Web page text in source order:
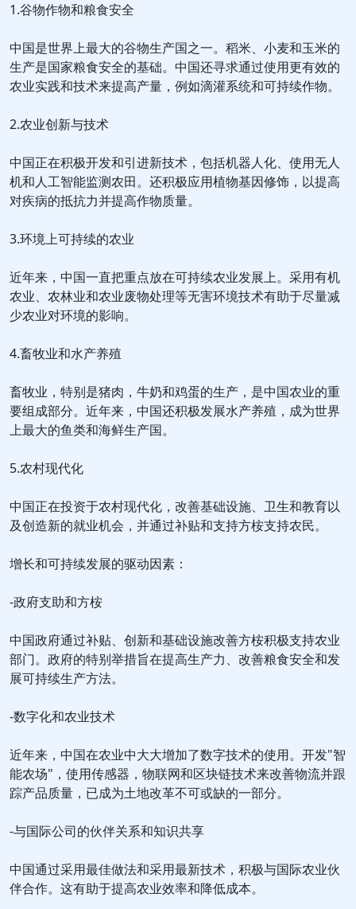
1.谷物作物和粮食安全
中国是世界上最大的谷物生产国之一。稻米、小麦和玉米的
生产是国家粮食安全的基础。中国还寻求通过使用更有效的
农业实践和技术来提高产量，例如滴灌系统和可持续作物。
2.农业创新与技术
中国正在积极开发和引进新技术，包括机器人化、使用无人
机和人工智能监测农田。还积极应用植物基因修饰，以提高
对疾病的抵抗力并提高作物质量。
3.环境上可持续的农业
近年来，中国一直把重点放在可持续农业发展上。采用有机
农业、农林业和农业废物处理等无害环境技术有助于尽量减
少农业对环境的影响。
4.畜牧业和水产养殖
畜牧业，特别是猪肉，牛奶和鸡蛋的生产，是中国农业的重
要组成部分。近年来，中国还积极发展水产养殖，成为世界
上最大的鱼类和海鲜生产国。
5.农村现代化
中国正在投资于农村现代化，改善基础设施、卫生和教育以
及创造新的就业机会，并通过补贴和支持方桉支持农民。
增长和可持续发展的驱动因素：
-政府支助和方桉
中国政府通过补贴、创新和基础设施改善方桉积极支持农业
部门。政府的特别举措旨在提高生产力、改善粮食安全和发
展可持续生产方法。
-数字化和农业技术
近年来，中国在农业中大大增加了数字技术的使用。开发"智
能农场"，使用传感器，物联网和区块链技术来改善物流并跟
踪产品质量，已成为土地改革不可或缺的一部分。
-与国际公司的伙伴关系和知识共享
中国通过采用最佳做法和采用最新技术，积极与国际农业伙
伴合作。这有助于提高农业效率和降低成本。